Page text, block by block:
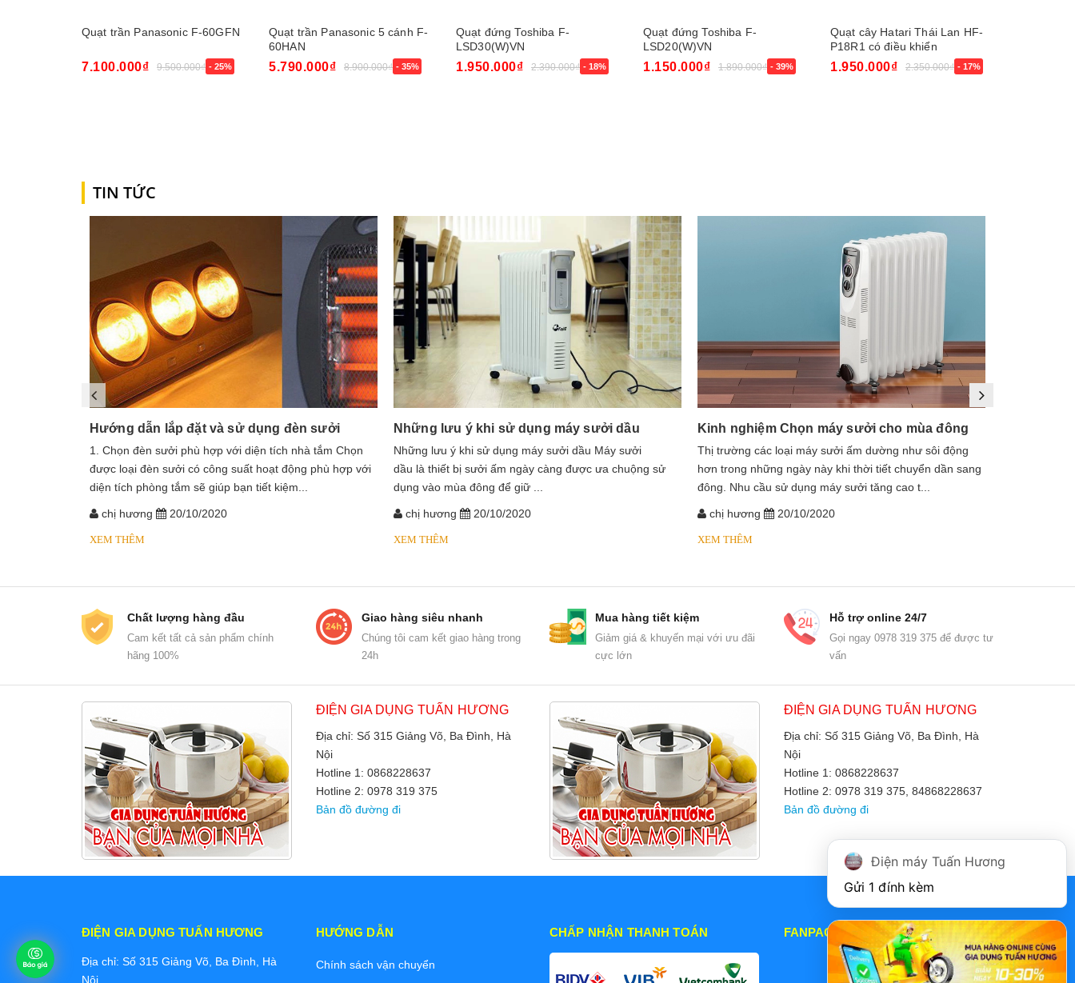
Quạt trần Panasonic F-60GFN
7.100.000₫ 9.500.000₫ - 25%
Quạt trần Panasonic 5 cánh F-
60HAN
5.790.000₫ 8.900.000₫ - 35%
Quạt đứng Toshiba F-
LSD30(W)VN
1.950.000₫ 2.390.000₫ - 18%
Quạt đứng Toshiba F-
LSD20(W)VN
1.150.000₫ 1.890.000₫ - 39%
Quạt cây Hatari Thái Lan HF-
P18R1 có điều khiển
1.950.000₫ 2.350.000₫ - 17%
TIN TỨC
Hướng dẫn lắp đặt và sử dụng đèn sưởi
1. Chọn đèn sưởi phù hợp với diện tích nhà tắm Chọn
được loại đèn sưởi có công suất hoạt động phù hợp với
diện tích phòng tắm sẽ giúp bạn tiết kiệm...
chị hương 20/10/2020
XEM THÊM
Những lưu ý khi sử dụng máy sưởi dầu
​​​​​​Những lưu ý khi sử dụng máy sưởi dầu Máy sưởi
dầu là thiết bị sưởi ấm ngày càng được ưa chuộng sử
dụng vào mùa đông để giữ ...
chị hương 20/10/2020
XEM THÊM
Kinh nghiệm Chọn máy sưởi cho mùa đông
Thị trường các loại máy sưởi ấm dường như sôi động
hơn trong những ngày này khi thời tiết chuyển dần sang
đông. Nhu cầu sử dụng máy sưởi tăng cao t...
chị hương 20/10/2020
XEM THÊM
Chất lượng hàng đầu
Cam kết tất cả sản phẩm chính
hãng 100%
Giao hàng siêu nhanh
Chúng tôi cam kết giao hàng trong
24h
Mua hàng tiết kiệm
Giảm giá & khuyến mại với ưu đãi
cực lớn
Hỗ trợ online 24/7
Gọi ngay 0978 319 375 để được tư
vấn
ĐIỆN GIA DỤNG TUẤN HƯƠNG
Địa chỉ: Số 315 Giảng Võ, Ba Đình, Hà
Nội
Hotline 1: 0868228637
Hotline 2: 0978 319 375
Bản đồ đường đi
ĐIỆN GIA DỤNG TUẤN HƯƠNG
Địa chỉ: Số 315 Giảng Võ, Ba Đình, Hà
Nội
Hotline 1: 0868228637
Hotline 2: 0978 319 375, 84868228637
Bản đồ đường đi
ĐIỆN GIA DỤNG TUẤN HƯƠNG
Địa chỉ: Số 315 Giảng Võ, Ba Đình, Hà
Nội
HƯỚNG DẪN
Chính sách vận chuyển
CHẤP NHẬN THANH TOÁN FANPAGE
Điện máy Tuấn Hương
Gửi 1 đính kèm